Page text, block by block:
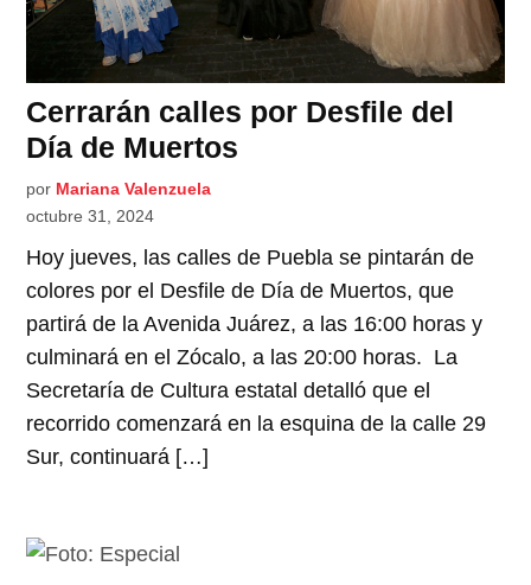
Cerrarán calles por Desfile del
Día de Muertos
por Mariana Valenzuela
octubre 31, 2024
Hoy jueves, las calles de Puebla se pintarán de
colores por el Desfile de Día de Muertos, que
partirá de la Avenida Juárez, a las 16:00 horas y
culminará en el Zócalo, a las 20:00 horas. La
Secretaría de Cultura estatal detalló que el
recorrido comenzará en la esquina de la calle 29
Sur, continuará […]